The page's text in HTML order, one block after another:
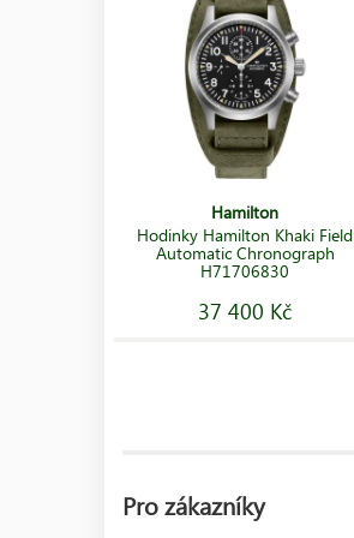
Hamilton
Hodinky Hamilton Khaki Field
Automatic Chronograph
H71706830
37 400 Kč
Pro zákazníky